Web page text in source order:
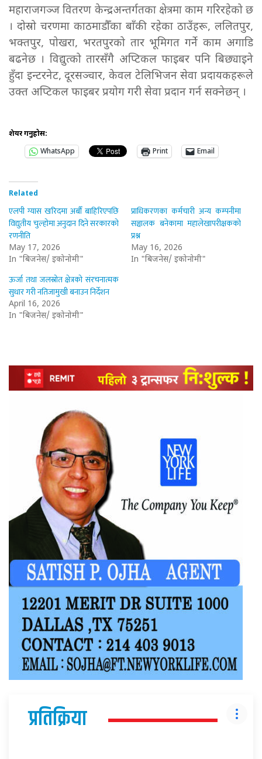
महाराजगञ्ज वितरण केन्द्रअन्तर्गतका क्षेत्रमा काम गरिरहेको छ
। दोस्रो चरणमा काठमाडौँका बाँकी रहेका ठाउँहरू, ललितपुर,
भक्तपुर, पोखरा, भरतपुरको तार भूमिगत गर्ने काम अगाडि
बढनेछ । विद्युत्को तारसँगै अप्टिकल फाइबर पनि बिछ्याइने
हुँदा इन्टरनेट, दूरसञ्चार, केवल टेलिभिजन सेवा प्रदायकहरूले
उक्त अप्टिकल फाइबर प्रयोग गरी सेवा प्रदान गर्न सक्नेछन् ।
शेयर गर्नुहोस:
WhatsApp
Print Email
Related
एलपी ग्यास खरिदमा अर्बौं बाहिरिएपछि
विद्युतीय चुल्होमा अनुदान दिने सरकारको
रणनीति
May 17, 2026
In "बिजनेस/ इकोनोमी"
प्राधिकरणका कर्मचारी अन्य कम्पनीमा
सञ्चालक बनेकामा महालेखापरीक्षकको
प्रश्न
May 16, 2026
In "बिजनेस/ इकोनोमी"
ऊर्जा तथा जलस्रोत क्षेत्रको संरचनात्मक
सुधार गरी नतिजामुखी बनाउन निर्देशन
April 16, 2026
In "बिजनेस/ इकोनोमी"
प्रतिक्रिया